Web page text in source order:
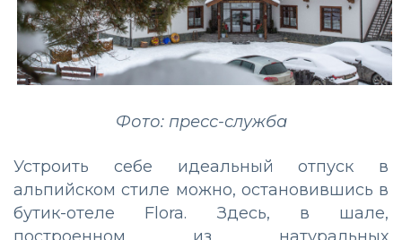
Фото: пресс-служба
Устроить себе идеальный отпуск в
альпийском стиле можно, остановившись в
бутик-отеле Flora. Здесь, в шале,